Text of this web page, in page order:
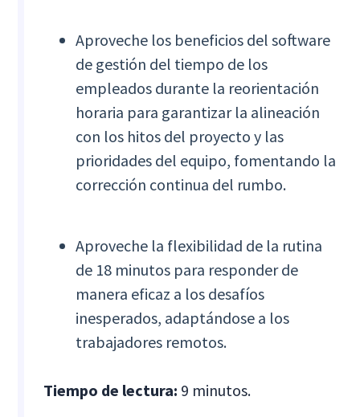
Aproveche los beneficios del software
de gestión del tiempo de los
empleados durante la reorientación
horaria para garantizar la alineación
con los hitos del proyecto y las
prioridades del equipo, fomentando la
corrección continua del rumbo.
Aproveche la flexibilidad de la rutina
de 18 minutos para responder de
manera eficaz a los desafíos
inesperados, adaptándose a los
trabajadores remotos.
Tiempo de lectura: 9 minutos.